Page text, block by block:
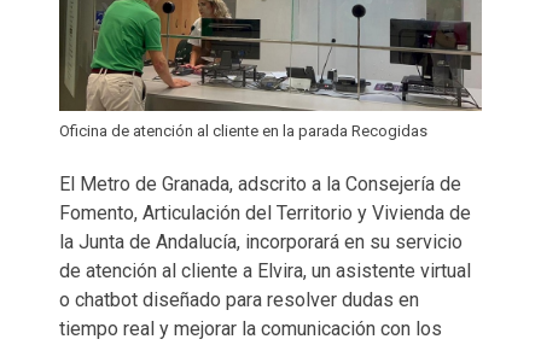
Oficina de atención al cliente en la parada Recogidas
El Metro de Granada, adscrito a la Consejería de
Fomento, Articulación del Territorio y Vivienda de
la Junta de Andalucía, incorporará en su servicio
de atención al cliente a Elvira, un asistente virtual
o chatbot diseñado para resolver dudas en
tiempo real y mejorar la comunicación con los